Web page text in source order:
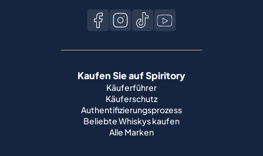
Kaufen Sie auf Spiritory
Käuferführer
Käuferschutz
Authentifizierungsprozess
Beliebte Whiskys kaufen
Alle Marken